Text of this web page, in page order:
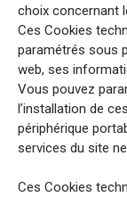
choix concernant
Ces Cookies
paramétrés sous
web, ses
Vous pouvez
l’installation de
périphérique
services du site
Ces Cookies